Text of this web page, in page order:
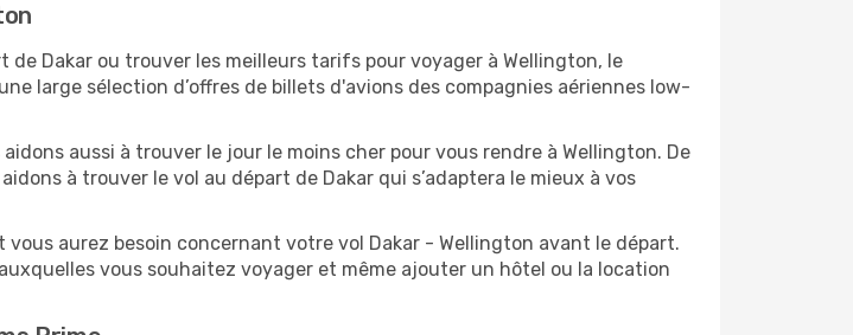
Dakar ou trouver les meilleurs tarifs pour voyager à Wellington, le
large sélection d’offres de billets d'avions des compagnies aériennes low-
aussi à trouver le jour le moins cher pour vous rendre à Wellington. De
à trouver le vol au départ de Dakar qui s’adaptera le mieux à vos
aurez besoin concernant votre vol Dakar - Wellington avant le départ.
vous souhaitez voyager et même ajouter un hôtel ou la location